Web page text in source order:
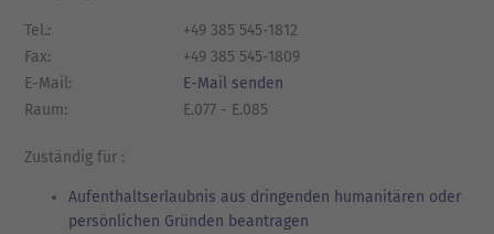
Tel.:
+49 385 545-1812
Fax:
+49 385 545-1809
E-Mail:
E-Mail senden
Raum:
E.077 - E.085
Zuständig für :
Aufenthaltserlaubnis aus dringenden humanitären oder
persönlichen Gründen beantragen